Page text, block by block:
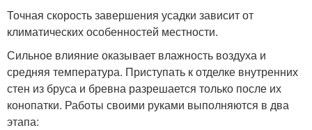
Точная скорость завершения усадки зависит от
климатических особенностей местности.
Сильное влияние оказывает влажность воздуха и
средняя температура. Приступать к отделке внутренних
стен из бруса и бревна разрешается только после их
конопатки. Работы своими руками выполняются в два
этапа: